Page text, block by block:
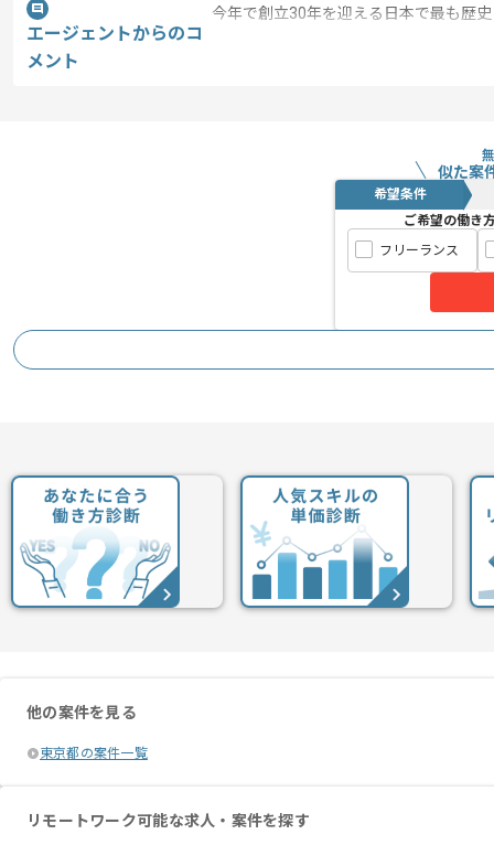
エージェントからのコ
メント
今年で創立30年を迎える日本で最も歴
副業として講師経験を得ることができま
今後マネジメント経験をのばしていい
似た案
希望条件
ご希望の働き
フリーランス
他の案件を見る
東京都の案件一覧
リモートワーク可能な求人・案件を探す